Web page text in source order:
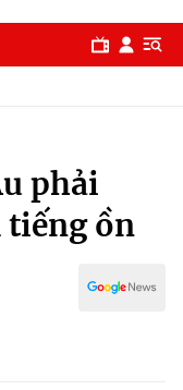
phải
ồn